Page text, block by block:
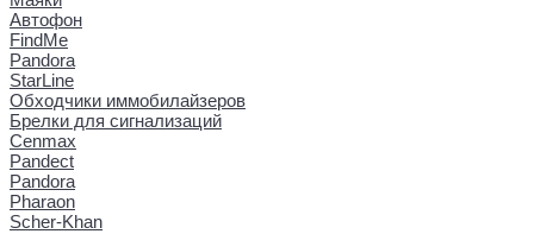
Автофон
FindMe
Pandora
StarLine
Обходчики иммобилайзеров
Брелки для сигнализаций
Cenmax
Pandect
Pandora
Pharaon
Scher-Khan